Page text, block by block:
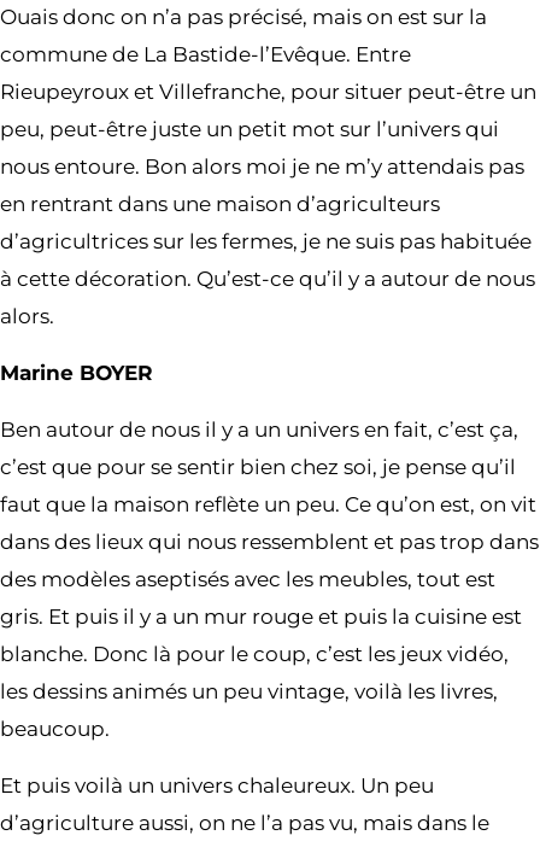
Ouais donc on n’a pas précisé, mais on est sur la
commune de La Bastide-l’Evêque. Entre
Rieupeyroux et Villefranche, pour situer peut-être un
peu, peut-être juste un petit mot sur l’univers qui
nous entoure. Bon alors moi je ne m’y attendais pas
en rentrant dans une maison d’agriculteurs
d’agricultrices sur les fermes, je ne suis pas habituée
à cette décoration. Qu’est-ce qu’il y a autour de nous
alors.
Marine BOYER
Ben autour de nous il y a un univers en fait, c’est ça,
c’est que pour se sentir bien chez soi, je pense qu’il
faut que la maison reflète un peu. Ce qu’on est, on vit
dans des lieux qui nous ressemblent et pas trop dans
des modèles aseptisés avec les meubles, tout est
gris. Et puis il y a un mur rouge et puis la cuisine est
blanche. Donc là pour le coup, c’est les jeux vidéo,
les dessins animés un peu vintage, voilà les livres,
beaucoup.
Et puis voilà un univers chaleureux. Un peu
d’agriculture aussi, on ne l’a pas vu, mais dans le